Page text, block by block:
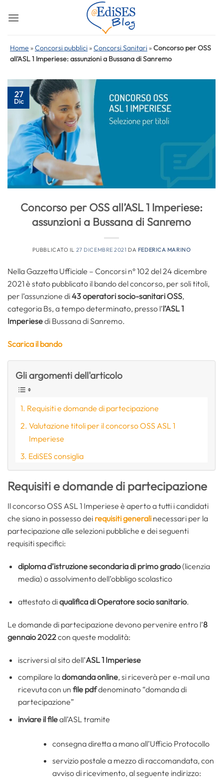
Home »Concorsi pubblici »Concorsi Sanitari »Concorso per OSS
all’ASL 1 Imperiese: assunzioni a Bussana di Sanremo
27
Dic
Concorso per OSS all’ASL 1 Imperiese:
assunzioni a Bussana di Sanremo
PUBBLICATO IL 27 DICEMBRE 2021 DA FEDERICA MARINO
Nella Gazzetta Ufficiale – Concorsi n° 102 del 24 dicembre
2021 è stato pubblicato il bando del concorso, per soli titoli,
per l’assunzione di43operatori socio-sanitari OSS,
categoria Bs, a tempo determinato, presso l’l’ASL 1
Imperiesedi Bussana di Sanremo.
Scarica il bando
Gli argomenti dell'articolo
Requisiti e domande di partecipazione
Valutazione titoli per il concorso OSS ASL 1
Imperiese
EdiSES consiglia
Requisiti e domande di partecipazione
Il concorso OSS ASL 1 Imperiese è aperto a tutti i candidati
che siano in possesso dei requisiti generali necessari per la
partecipazione alle selezioni pubbliche e dei seguenti
requisiti specifici:
diploma d’istruzione secondaria di primo grado(licenzia
media) o assolvimento dell’obbligo scolastico
attestato diqualifica di Operatore socio sanitario.
Le domande di partecipazione devono pervenire entro l’8
gennaio 2022con queste modalità:
iscriversi al sito dell’ASL 1 Imperiese
compilare ladomanda online, si riceverà per e-mail una
ricevuta con un file pdfdenominato “domanda di
partecipazione”
inviare il fileall’ASL tramite
consegna diretta a mano all’Ufficio Protocollo
servizio postale a mezzo di raccomandata, con
avviso di ricevimento, al seguente indirizzo: